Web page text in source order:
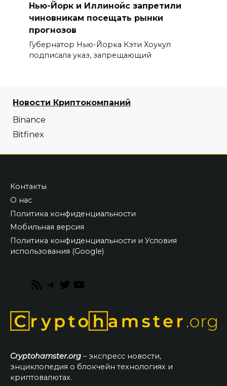
Нью-Йорк и Иллинойс запретили
чиновникам посещать рынки
прогнозов
Губернатор Нью-Йорка Кэти Хоукул
подписала указ, запрещающий
Новости Криптокомпаний
Binance
Bitfinex
Контакты
О нас
Политика конфиденциальности
Мобильная версия
Политика конфиденциальности и Условия
использования (Google)
RSS
Telegram
Twitter
Cryptohamster.org – экспресс новости,
энциклопедия о блокчейн технологиях и
криптовалютах.